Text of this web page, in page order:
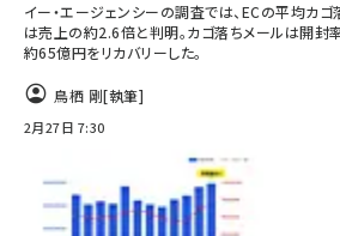
イー・エージェンシーの調査では、ECの平均カ
は売上の約2.6倍と判明。カゴ落ちメールは開封
約65億円をリカバリーした。
鳥栖 剛[執筆]
2月27日 7:30